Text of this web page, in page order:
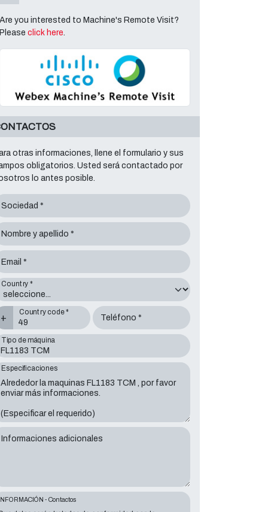
Are you interested to Machine's Remote Visit?
Please click here.
otras informaciones, llene el formulario y sus
obligatorios. Usted será contactado por
lo antes posible.
Sociedad *
Nombre y apellido *
Email *
Country *
+
Country code *
Teléfono *
Tipo de máquina
Especificaciones
Informaciones adicionales
INFORMACIÓN - Contactos